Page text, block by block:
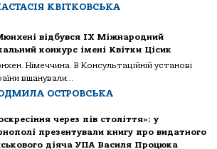
КВІТКОВСЬКА
відбувся IX Міжнародний
конкурс імені Квітки Цісик
Німеччина. В Консультаційній установі
вшанували...
ОСТРОВСЬКА
через пів століття»: у
презентували книгу про видатного
діяча УПА Василя Процюка